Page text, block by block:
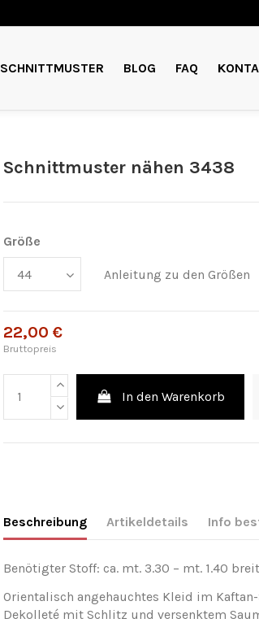
SCHNITTMUSTER BLOG FAQ
Schnittmuster nähen 3438
Größe
Anleitung zu den Größen
22,00 €
Bruttopreis
In den Warenkorb
Beschreibung Artikeldetails Info
Benötigter Stoff: ca. mt. 3.30 – mt. 1.40
Orientalisch angehauchtes Kleid im
Dekolleté mit Schlitz und versenktem